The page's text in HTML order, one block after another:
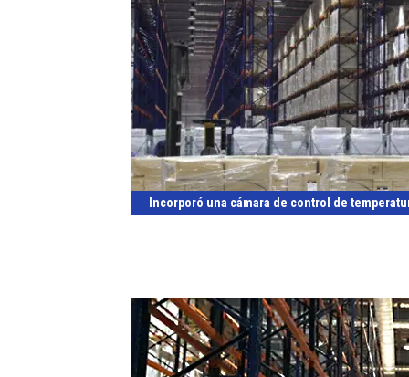
Incorporó una cámara de control de